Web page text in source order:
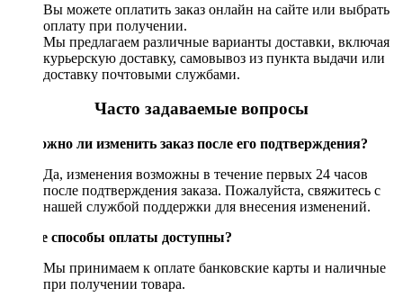
Вы можете оплатить заказ онлайн на сайте или выбрать
оплату при получении.
Мы предлагаем различные варианты доставки, включая
курьерскую доставку, самовывоз из пункта выдачи или
доставку почтовыми службами.
Часто задаваемые вопросы
Возможно ли изменить заказ после его подтверждения?
Да, изменения возможны в течение первых 24 часов
после подтверждения заказа. Пожалуйста, свяжитесь с
нашей службой поддержки для внесения изменений.
Какие способы оплаты доступны?
Мы принимаем к оплате банковские карты и наличные
при получении товара.